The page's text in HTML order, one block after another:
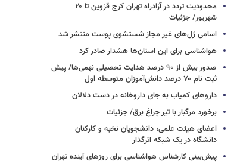
محدودیت تردد در آزادراه تهران کرج قزوین تا ۲۰
شهریور/ جزئیات
اسامی ژل‌های غیر مجاز شستشوی پوست منتشر شد
هواشناسی برای این استان‌ها هشدار صادر کرد
صدور بیش از ۹۰ درصد هدایت تحصیلی نهمی‌ها/ پیش
ثبت نام ۷۰ درصد دانش‌آموزان متوسطه اول
داروهای کمیاب به جای داروخانه در دست دلالان
برخورد مرگبار با تیر چراغ برق/ جزئیات
اعضای هیئت علمی، دانشجویان نخبه و کارکنان
دانشگاه در یک شبکه‌ اثرگذار
پیش‌بینی کارشناس هواشناسی برای روزهای آینده تهران